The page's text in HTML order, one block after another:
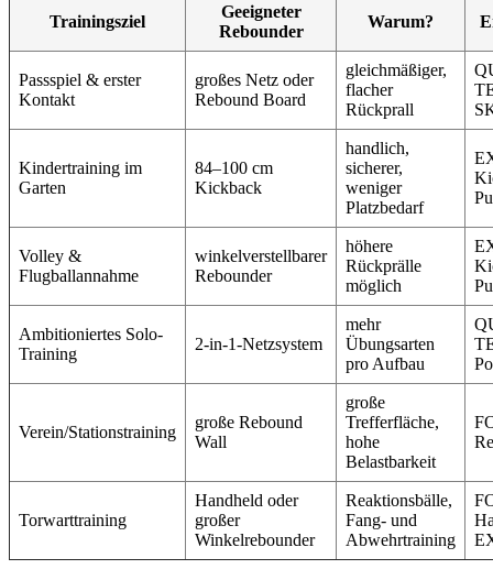
Trainingsziel
Geeigneter
Rebounder
Warum?
Passspiel & erster
Kontakt
großes Netz oder
Rebound Board
gleichmäßiger,
flacher
Rückprall
Kindertraining im
Garten
84–100 cm
Kickback
handlich,
sicherer,
weniger
Platzbedarf
Volley &
Flugballannahme
winkelverstellbarer
Rebounder
höhere
Rückprälle
möglich
Ambitioniertes Solo-
Training
2-in-1-Netzsystem
mehr
Übungsarten
pro Aufbau
Verein/Stationstraining
große Rebound
Wall
große
Trefferfläche,
hohe
Belastbarkeit
Torwarttraining
Handheld oder
großer
Winkelrebounder
Reaktionsbälle,
Fang- und
Abwehrtraining